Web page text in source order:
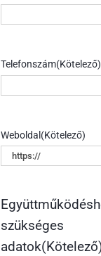
Telefonszám(Kötelező)
Weboldal (Kötelező)
szükséges
adatok